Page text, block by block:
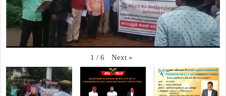
1 / 6 Next »